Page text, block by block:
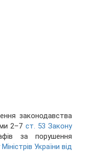
законодавства
2–7 ст. 53 Закону
за порушення
України від